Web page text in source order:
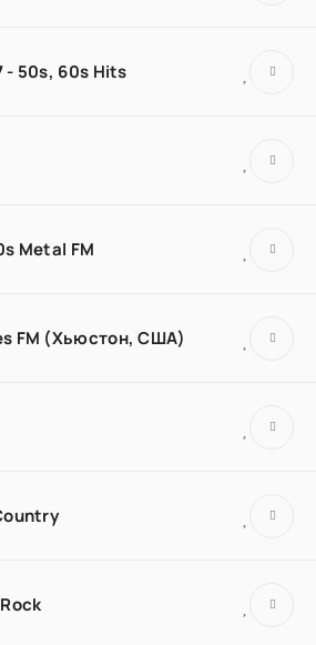
- 50s, 60s Hits
Metal FM
FM (Хьюстон, США)